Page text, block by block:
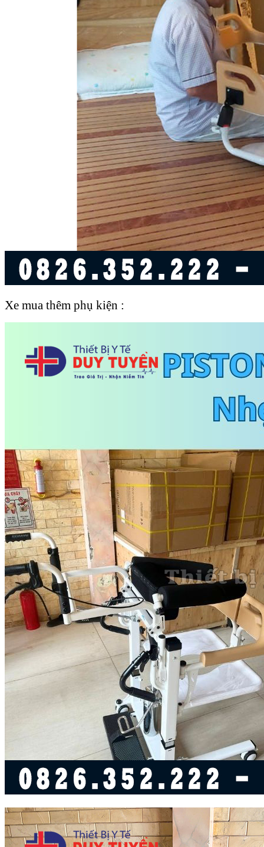
Xe mua thêm phụ kiện :